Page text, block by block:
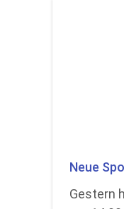
Neue
Gestern